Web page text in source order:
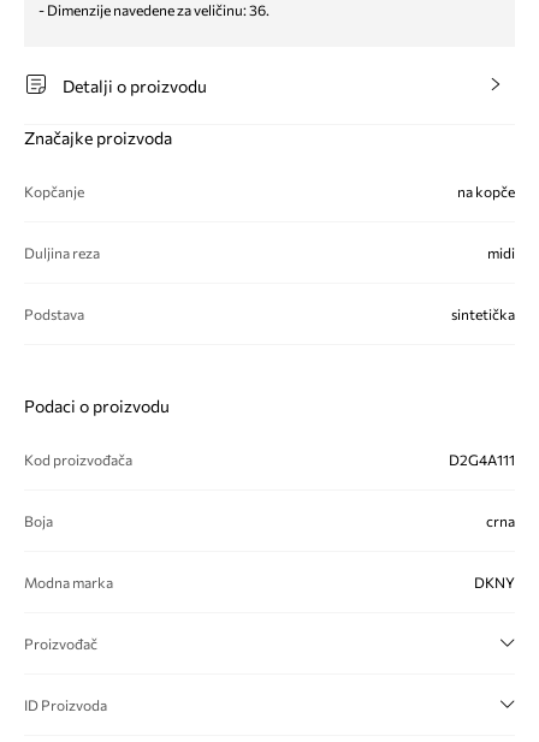
- Dimenzije navedene za veličinu: 36.
Detalji o proizvodu
Značajke proizvoda
Kopčanje na kopče
Duljina reza midi
Podstava sintetička
Podaci o proizvodu
Kod proizvođača D2G4A111
Boja crna
Modna marka DKNY
Proizvođač
ID Proizvoda